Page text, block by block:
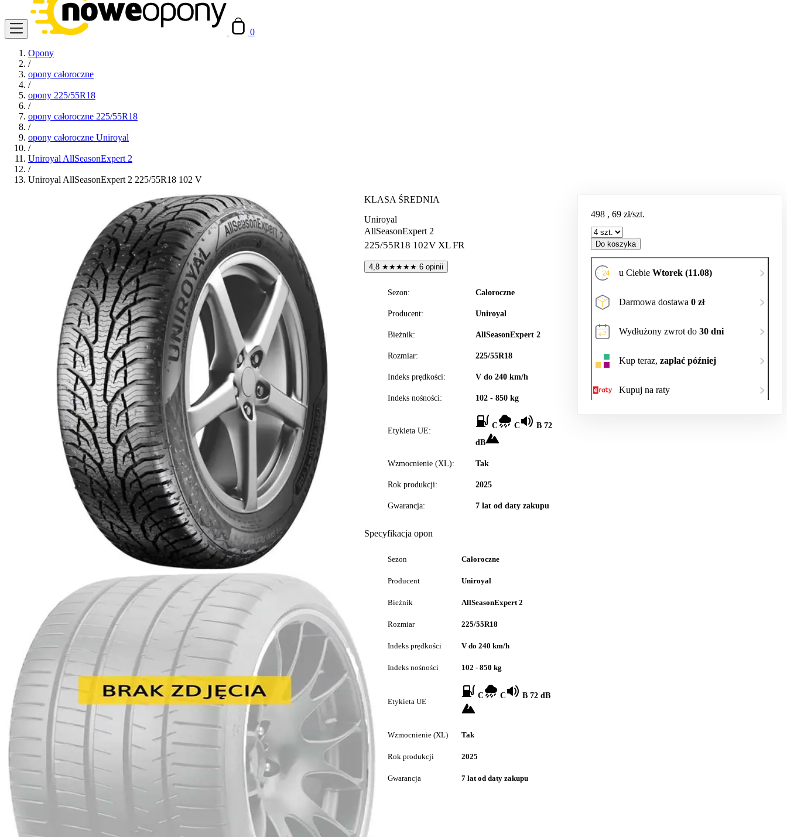
0
Opony
/
opony całoroczne
/
opony 225/55R18
/
opony całoroczne 225/55R18
/
opony całoroczne Uniroyal
/
Uniroyal AllSeasonExpert 2
/
Uniroyal AllSeasonExpert 2 225/55R18 102 V
KLASA ŚREDNIA
Uniroyal
AllSeasonExpert 2
225/55R18 102V XL FR
4,8 ★★★★★ 6 opinii
Sezon: Całoroczne
Producent: Uniroyal
Bieżnik: AllSeasonExpert 2
Rozmiar: 225/55R18
Indeks prędkości: V do 240 km/h
Indeks nośności: 102 - 850 kg
Etykieta UE:
C C
B 72
dB
Wzmocnienie (XL): Tak
Rok produkcji: 2025
Gwarancja: 7 lat od daty zakupu
Specyfikacja opon
Sezon Całoroczne
Producent Uniroyal
Bieżnik AllSeasonExpert 2
Rozmiar 225/55R18
Indeks prędkości V do 240 km/h
Indeks nośności 102 - 850 kg
Etykieta UE
C C B 72 dB
Wzmocnienie (XL) Tak
Rok produkcji 2025
Gwarancja 7 lat od daty zakupu
498 , 69 zł/szt.
Do koszyka
u Ciebie Wtorek (11.08)
Darmowa dostawa 0 zł
Wydłużony zwrot do 30 dni
Kup teraz, zapłać później
Kupuj na raty